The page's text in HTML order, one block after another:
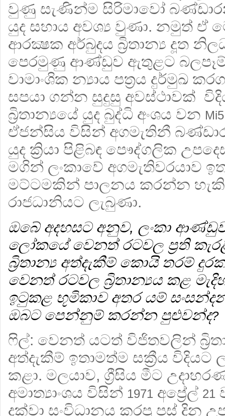
වුණු සැණින්ම සිරිමාවෝ
යුද සහාය අවශ්‍ය වුණා. නමුත්
ආරක්‍ෂක අර්බුදය බ්‍රිතාන්‍ය දූත
පෙරමුණු ආණ්ඩුව ඇතුළට
වාමාංශික න්‍යාය පත්‍රය දුර්මුඛ
සපයා ගන්න සුදුසු අවස්ථාවක්
බ්‍රිතාන්‍යයේ යුද බුද්ධි අංශය වන Mi5
ඒජන්සිය විසින් අගමැතිනී
යුද ක්‍රියා පිළිබඳ පෞද්ගලික
මගින් ලංකාවේ අගමැතිවරයාව
මට්ටමකින් පාලනය කරන්න
රාජධානියට ලැබුණා.
ඔබේ අදහසට අනුව, ලංකා
ලෝකයේ වෙනත් රටවල ප්‍රති කැරළි
බ්‍රිතාන්‍ය අත්දැකීම් කොයි තරම්
වෙනත් රටවල බ්‍රිතාන්‍යය කළ
ඉටුකළ භූමිකාව අතර යම්
ඔබට පෙන්නුම් කරන්න පුළුවන්ද?
ෆිල්: වෙනත් යටත් විජිතවලින්
අත්දැකීම් ඉතාමත්ම සක්‍රීය විදියට
කළා. මලයාව, ග්‍රීසිය මීට
අමාත්‍යාංශය විසින් 1971 අප්‍රේල් 21
දක්වා සංවිධානය කරපු පස් දින